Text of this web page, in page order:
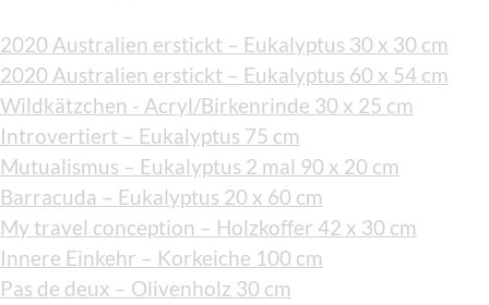
2020 Australien erstickt – Eukalyptus 30 x 30 cm
2020 Australien erstickt – Eukalyptus 60 x 54 cm
Wildkätzchen - Acryl/Birkenrinde 30 x 25 cm
Introvertiert – Eukalyptus 75 cm
Mutualismus – Eukalyptus 2 mal 90 x 20 cm
Barracuda – Eukalyptus 20 x 60 cm
My travel conception – Holzkoffer 42 x 30 cm
Innere Einkehr – Korkeiche 100 cm
Pas de deux – Olivenholz 30 cm